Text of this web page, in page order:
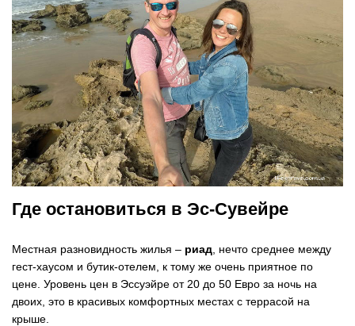
Где остановиться в Эс-Сувейре
Местная разновидность жилья – риад , нечто среднее между
гест-хаусом и бутик-отелем, к тому же очень приятное по
цене. Уровень цен в Эссуэйре от 20 до 50 Евро за ночь на
двоих, это в красивых комфортных местах с террасой на
крыше.